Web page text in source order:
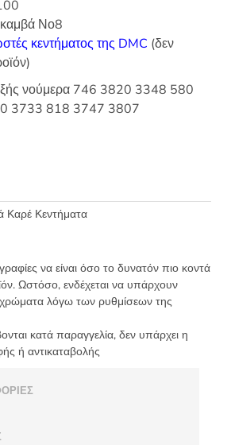
καμβά Νο8
κεντήματος της DMC (δεν
εξής νούμερα 746 3820 3348 580
3733 818 3747 3807
Καρέ Κεντήματα
να είναι όσο το δυνατόν πιο κοντά
Ωστόσο, ενδέχεται να υπάρχουν
χρώματα λόγω των ρυθμίσεων της
κατά παραγγελία, δεν υπάρχει η
ή αντικαταβολής